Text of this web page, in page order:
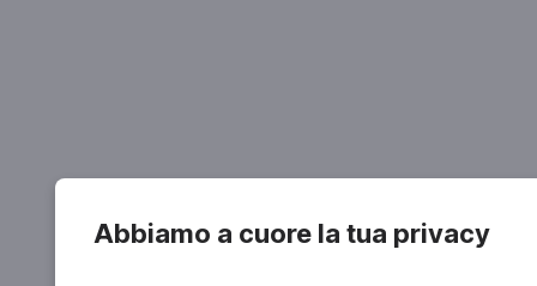
Abbiamo a cuore la tua privacy